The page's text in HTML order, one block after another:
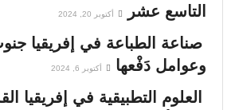
التاسع عشر
أكتوبر 20, 2024
صناعة الطباعة في إفريقيا
وعوامل دَفْعها
أكتوبر 6, 2024
العلوم التطبيقية في إفريقيا